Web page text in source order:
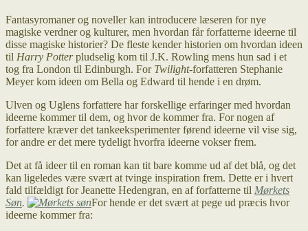
Fantasyromaner og noveller kan introducere læseren for nye
magiske verdner og kulturer, men hvordan får forfatterne ideerne til
disse magiske historier? De fleste kender historien om hvordan ideen
til Harry Potterpludselig kom til J.K. Rowling mens hun sad i et
tog fra London til Edinburgh. For Twilight-forfatteren Stephanie
Meyer kom ideen om Bella og Edward til hende i en drøm.
Ulven og Uglens forfattere har forskellige erfaringer med hvordan
ideerne kommer til dem, og hvor de kommer fra. For nogen af
forfattere kræver det tankeeksperimenter førend ideerne vil vise sig,
for andre er det mere tydeligt hvorfra ideerne vokser frem.
Det at få ideer til en roman kan tit bare komme ud af det blå, og det
kan ligeledes være svært at tvinge inspiration frem. Dette er i hvert
fald tilfældigt for Jeanette Hedengran, en af forfatterne til Mørkets
Søn.
For hende er det svært at pege ud præcis hvor
ideerne kommer fra: